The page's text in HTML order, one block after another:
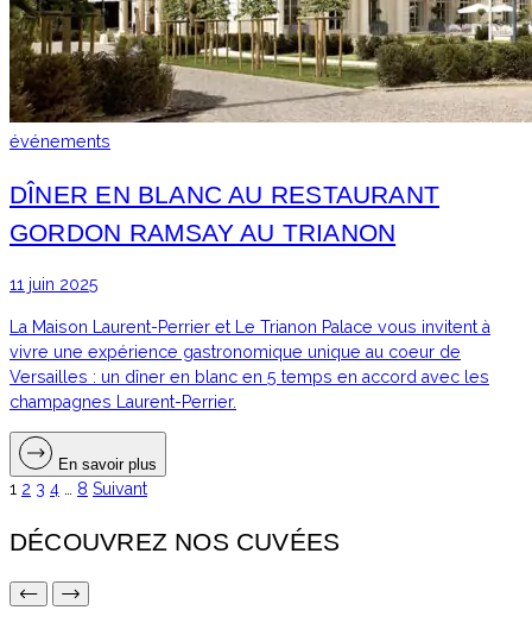
événements
DÎNER EN BLANC AU RESTAURANT
GORDON RAMSAY AU TRIANON
11 juin 2025
La Maison Laurent-Perrier et Le Trianon Palace vous invitent à
vivre une expérience gastronomique unique au coeur de
Versailles : un dîner en blanc en 5 temps en accord avec les
champagnes Laurent-Perrier.
En savoir plus
PAGINATION
DES
1 2 3 4 8 Suivant
DÉCOUVREZ NOS CUVÉES